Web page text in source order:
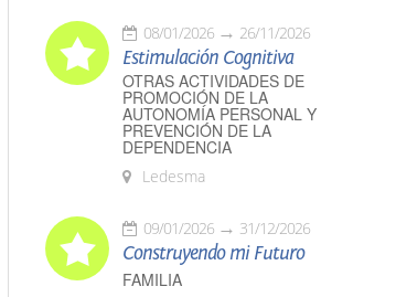
08/01/2026 26/11/2026
Estimulación Cognitiva
OTRAS ACTIVIDADES DE
PROMOCIÓN DE LA
AUTONOMÍA PERSONAL Y
PREVENCIÓN DE LA
DEPENDENCIA
Ledesma
09/01/2026 31/12/2026
Construyendo mi Futuro
FAMILIA